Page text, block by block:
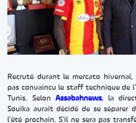
Recruté durant le mercato hivernal,
pas convaincu le staff technique de
Tunis. Selon Assabahnews, la
Souika aurait décidé de se séparer
l’été prochain. S’il ne sera pas